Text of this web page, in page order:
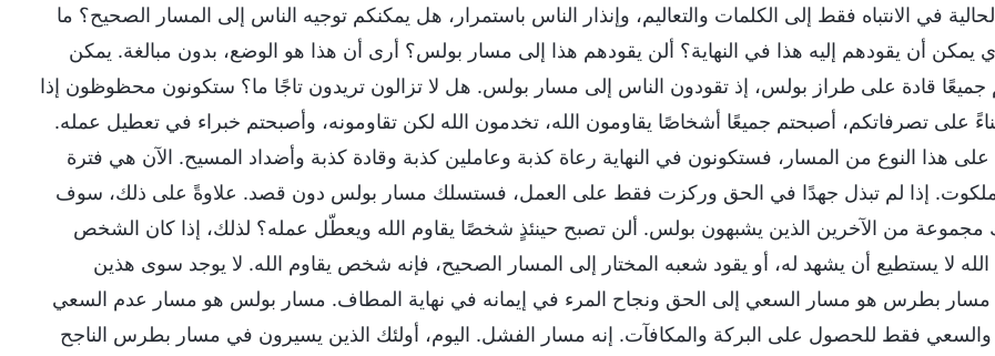
في الانتباه فقط إلى الكلمات والتعاليم، وإنذار الناس باستمرار، هل يمكنكم توجيه الناس إلى المسار الصحيح؟ ما
يمكن أن يقودهم إليه هذا في النهاية؟ ألن يقودهم هذا إلى مسار بولس؟ أرى أن هذا هو الوضع، بدون مبالغة. يمكن
جميعًا قادة على طراز بولس، إذ تقودون الناس إلى مسار بولس. هل لا تزالون تريدون تاجًا ما؟ ستكونون محظوظون إذا
بناءً على تصرفاتكم، أصبحتم جميعًا أشخاصًا يقاومون الله، تخدمون الله لكن تقاومونه، وأصبحتم خبراء في تعطيل عمله.
على هذا النوع من المسار، فستكونون في النهاية رعاة كذبة وعاملين كذبة وقادة كذبة وأضداد المسيح. الآن هي فترة
إذا لم تبذل جهدًا في الحق وركزت فقط على العمل، فستسلك مسار بولس دون قصد. علاوةً على ذلك، سوف
من الآخرين الذين يشبهون بولس. ألن تصبح حينئذٍ شخصًا يقاوم الله ويعطّل عمله؟ لذلك، إذا كان الشخص
لا يستطيع أن يشهد له، أو يقود شعبه المختار إلى المسار الصحيح، فإنه شخص يقاوم الله. لا يوجد سوى هذين
مسار بطرس هو مسار السعي إلى الحق ونجاح المرء في إيمانه في نهاية المطاف. مسار بولس هو مسار عدم السعي
والسعي فقط للحصول على البركة والمكافآت. إنه مسار الفشل. اليوم، أولئك الذين يسيرون في مسار بطرس الناجح